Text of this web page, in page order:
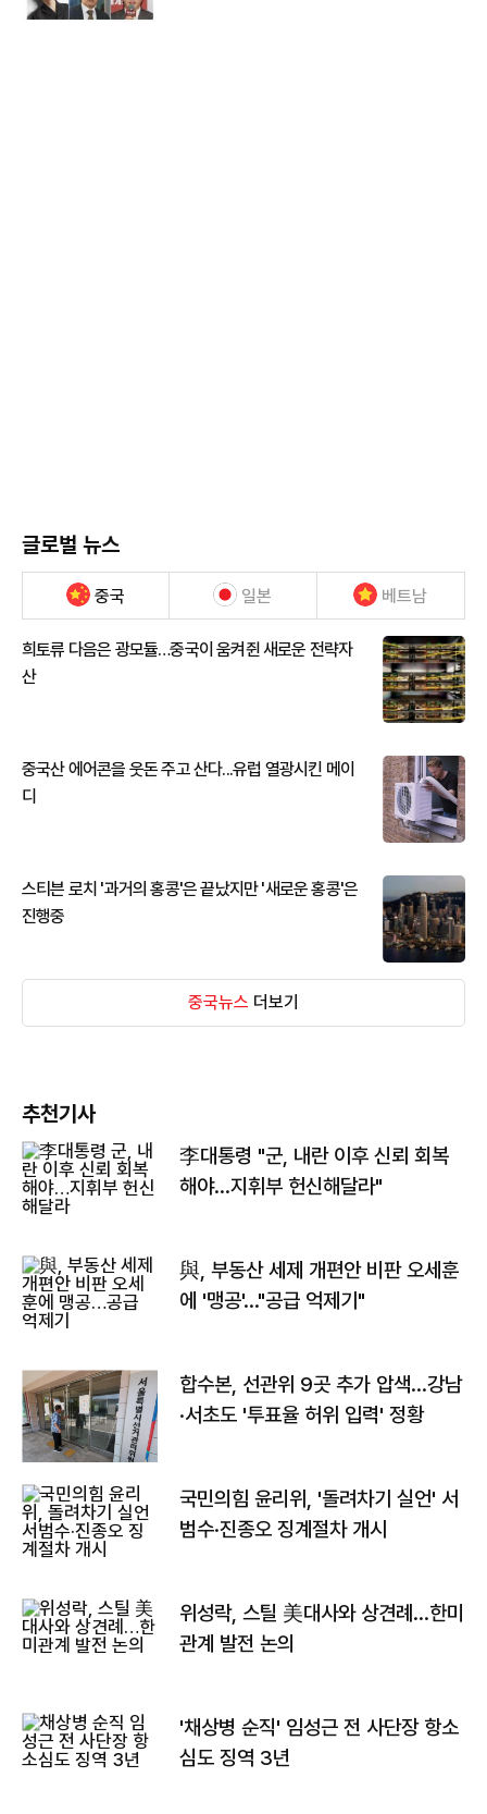
글로벌 뉴스
중국 일본 베트남
희토류 다음은 광모듈…중국이 움켜쥔 새로운 전략자
산
중국산 에어콘을 웃돈 주고 산다...유럽 열광시킨 메이
디
스티븐 로치 '과거의 홍콩'은 끝났지만 '새로운 홍콩'은
진행중
중국뉴스 더보기
추천기사
李대통령 "군, 내란 이후 신뢰 회복
해야…지휘부 헌신해달라"
與, 부동산 세제 개편안 비판 오세훈
에 '맹공'…"공급 억제기"
합수본, 선관위 9곳 추가 압색…강남
·서초도 '투표율 허위 입력' 정황
국민의힘 윤리위, '돌려차기 실언' 서
범수·진종오 징계절차 개시
위성락, 스틸 美대사와 상견례…한미
관계 발전 논의
'채상병 순직' 임성근 전 사단장 항소
심도 징역 3년